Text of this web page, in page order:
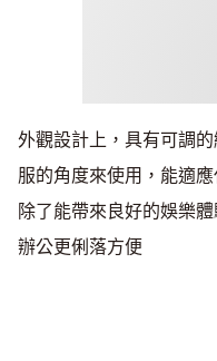
外觀設計上，具有可調
服的角度來使用，能適
除了能帶來良好的娛樂
辦公更俐落方便